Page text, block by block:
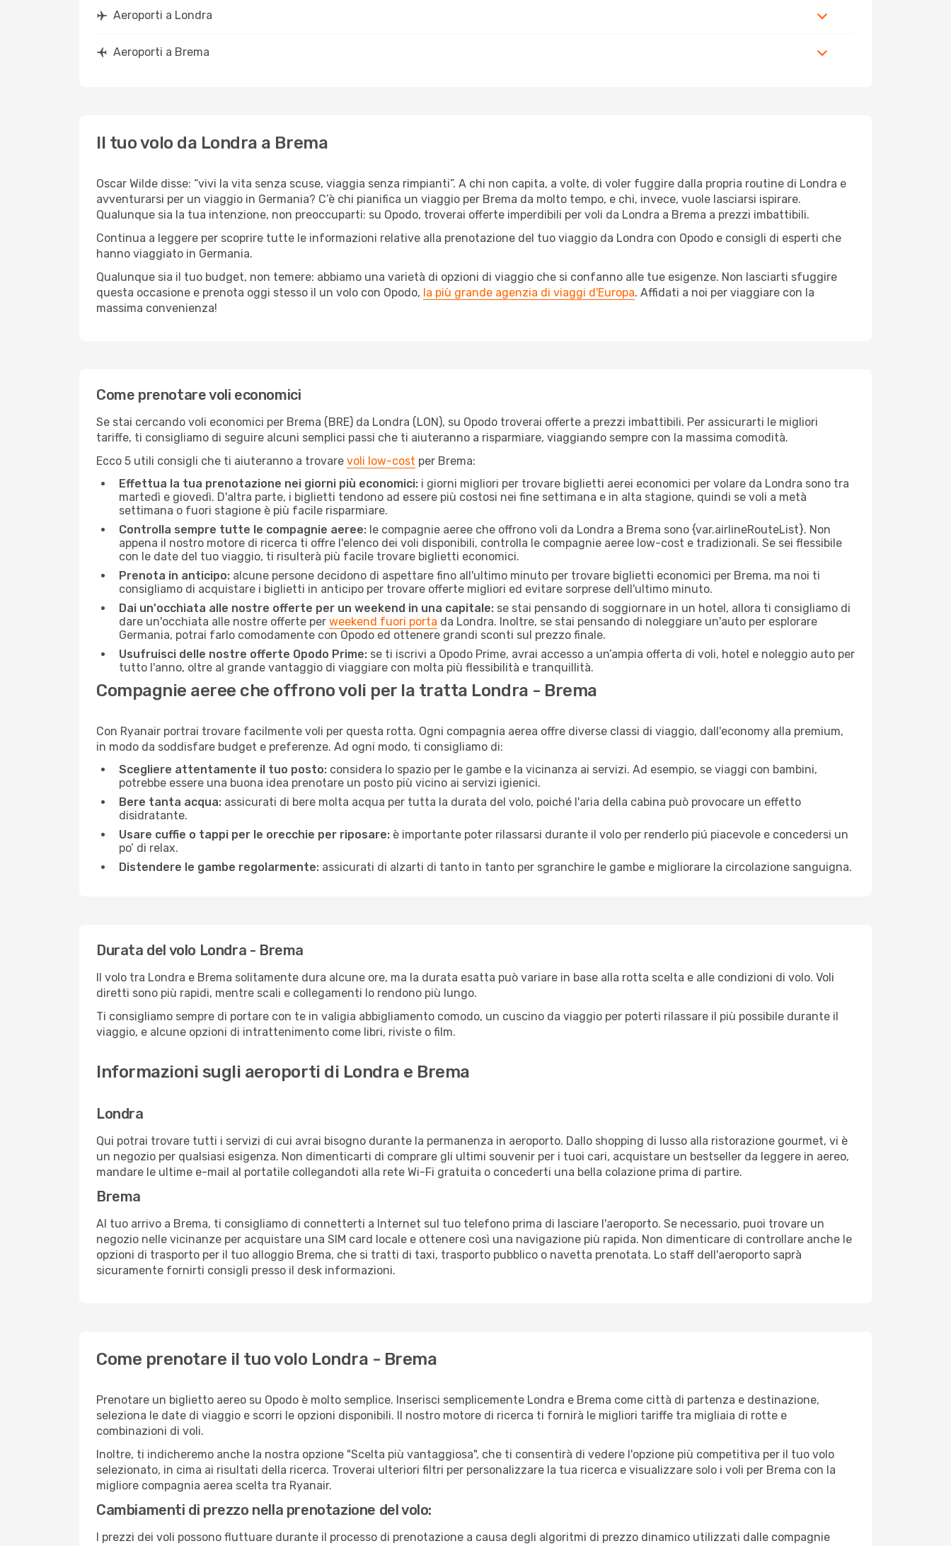
Aeroporti a Londra
Aeroporti a Brema
Il tuo volo da Londra a Brema
Oscar Wilde disse: “vivi la vita senza scuse, viaggia senza rimpianti”. A chi non capita, a volte, di voler fuggire dalla propria routine di Londra e
avventurarsi per un viaggio in Germania? C’è chi pianifica un viaggio per Brema da molto tempo, e chi, invece, vuole lasciarsi ispirare.
Qualunque sia la tua intenzione, non preoccuparti: su Opodo, troverai offerte imperdibili per voli da Londra a Brema a prezzi imbattibili.
Continua a leggere per scoprire tutte le informazioni relative alla prenotazione del tuo viaggio da Londra con Opodo e consigli di esperti che
hanno viaggiato in Germania.
Qualunque sia il tuo budget, non temere: abbiamo una varietà di opzioni di viaggio che si confanno alle tue esigenze. Non lasciarti sfuggire
questa occasione e prenota oggi stesso il un volo con Opodo, la più grande agenzia di viaggi d'Europa. Affidati a noi per viaggiare con la
massima convenienza!
Come prenotare voli economici
Se stai cercando voli economici per Brema (BRE) da Londra (LON), su Opodo troverai offerte a prezzi imbattibili. Per assicurarti le migliori
tariffe, ti consigliamo di seguire alcuni semplici passi che ti aiuteranno a risparmiare, viaggiando sempre con la massima comodità.
Ecco 5 utili consigli che ti aiuteranno a trovare voli low-cost per Brema:
Effettua la tua prenotazione nei giorni più economici: i giorni migliori per trovare biglietti aerei economici per volare da Londra sono tra
martedì e giovedì. D'altra parte, i biglietti tendono ad essere più costosi nei fine settimana e in alta stagione, quindi se voli a metà
settimana o fuori stagione è più facile risparmiare.
Controlla sempre tutte le compagnie aeree: le compagnie aeree che offrono voli da Londra a Brema sono {​var.airlineRouteList}. Non
appena il nostro motore di ricerca ti offre l'elenco dei voli disponibili, controlla le compagnie aeree low-cost e tradizionali. Se sei flessibile
con le date del tuo viaggio, ti risulterà più facile trovare biglietti economici.
Prenota in anticipo: alcune persone decidono di aspettare fino all'ultimo minuto per trovare biglietti economici per Brema, ma noi ti
consigliamo di acquistare i biglietti in anticipo per trovare offerte migliori ed evitare sorprese dell'ultimo minuto.
Dai un'occhiata alle nostre offerte per un weekend in una capitale: se stai pensando di soggiornare in un hotel, allora ti consigliamo di
dare un'occhiata alle nostre offerte per weekend fuori porta da Londra. Inoltre, se stai pensando di noleggiare un'auto per esplorare
Germania, potrai farlo comodamente con Opodo ed ottenere grandi sconti sul prezzo finale.
Usufruisci delle nostre offerte Opodo Prime: se ti iscrivi a Opodo Prime, avrai accesso a un’ampia offerta di voli, hotel e noleggio auto per
tutto l'anno, oltre al grande vantaggio di viaggiare con molta più flessibilità e tranquillità.
Compagnie aeree che offrono voli per la tratta Londra - Brema
Con Ryanair portrai trovare facilmente voli per questa rotta. Ogni compagnia aerea offre diverse classi di viaggio, dall'economy alla premium,
in modo da soddisfare budget e preferenze. Ad ogni modo, ti consigliamo di:
Scegliere attentamente il tuo posto: considera lo spazio per le gambe e la vicinanza ai servizi. Ad esempio, se viaggi con bambini,
potrebbe essere una buona idea prenotare un posto più vicino ai servizi igienici.
Bere tanta acqua: assicurati di bere molta acqua per tutta la durata del volo, poiché l'aria della cabina può provocare un effetto
disidratante.
Usare cuffie o tappi per le orecchie per riposare: è importante poter rilassarsi durante il volo per renderlo piú piacevole e concedersi un
po’ di relax.
Distendere le gambe regolarmente: assicurati di alzarti di tanto in tanto per sgranchire le gambe e migliorare la circolazione sanguigna.
Durata del volo Londra - Brema
Il volo tra Londra e Brema solitamente dura alcune ore, ma la durata esatta può variare in base alla rotta scelta e alle condizioni di volo. Voli
diretti sono più rapidi, mentre scali e collegamenti lo rendono più lungo.
Ti consigliamo sempre di portare con te in valigia abbigliamento comodo, un cuscino da viaggio per poterti rilassare il più possibile durante il
viaggio, e alcune opzioni di intrattenimento come libri, riviste o film.
Informazioni sugli aeroporti di Londra e Brema
Londra
Qui potrai trovare tutti i servizi di cui avrai bisogno durante la permanenza in aeroporto. Dallo shopping di lusso alla ristorazione gourmet, vi è
un negozio per qualsiasi esigenza. Non dimenticarti di comprare gli ultimi souvenir per i tuoi cari, acquistare un bestseller da leggere in aereo,
mandare le ultime e-mail al portatile collegandoti alla rete Wi-Fi gratuita o concederti una bella colazione prima di partire.
Brema
Al tuo arrivo a Brema, ti consigliamo di connetterti a Internet sul tuo telefono prima di lasciare l'aeroporto. Se necessario, puoi trovare un
negozio nelle vicinanze per acquistare una SIM card locale e ottenere così una navigazione più rapida. Non dimenticare di controllare anche le
opzioni di trasporto per il tuo alloggio Brema, che si tratti di taxi, trasporto pubblico o navetta prenotata. Lo staff dell'aeroporto saprà
sicuramente fornirti consigli presso il desk informazioni.
Come prenotare il tuo volo Londra - Brema
Prenotare un biglietto aereo su Opodo è molto semplice. Inserisci semplicemente Londra e Brema come città di partenza e destinazione,
seleziona le date di viaggio e scorri le opzioni disponibili. Il nostro motore di ricerca ti fornirà le migliori tariffe tra migliaia di rotte e
combinazioni di voli.
Inoltre, ti indicheremo anche la nostra opzione "Scelta più vantaggiosa", che ti consentirà di vedere l'opzione più competitiva per il tuo volo
selezionato, in cima ai risultati della ricerca. Troverai ulteriori filtri per personalizzare la tua ricerca e visualizzare solo i voli per Brema con la
migliore compagnia aerea scelta tra Ryanair.
Cambiamenti di prezzo nella prenotazione del volo:
I prezzi dei voli possono fluttuare durante il processo di prenotazione a causa degli algoritmi di prezzo dinamico utilizzati dalle compagnie